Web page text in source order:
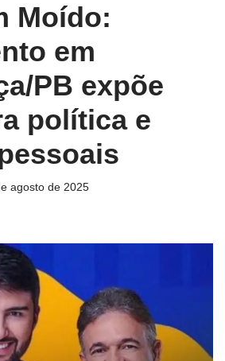
Moído:
em
PB expõe
política e
agosto de 2025